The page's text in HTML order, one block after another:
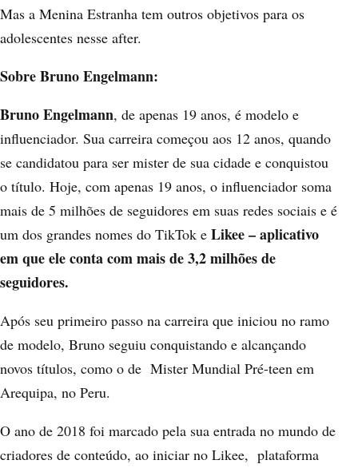
Mas a Menina Estranha tem outros objetivos para os
adolescentes nesse after.
Sobre Bruno Engelmann:
Bruno Engelmann, de apenas 19 anos, é modelo e
influenciador. Sua carreira começou aos 12 anos, quando
se candidatou para ser mister de sua cidade e conquistou
o título. Hoje, com apenas 19 anos, o influenciador soma
mais de 5 milhões de seguidores em suas redes sociais e é
um dos grandes nomes do TikTok e Likee – aplicativo
em que ele conta com mais de 3,2 milhões de
seguidores.
Após seu primeiro passo na carreira que iniciou no ramo
de modelo, Bruno seguiu conquistando e alcançando
novos títulos, como o de Mister Mundial Pré-teen em
Arequipa, no Peru.
O ano de 2018 foi marcado pela sua entrada no mundo de
criadores de conteúdo, ao iniciar no Likee, plataforma